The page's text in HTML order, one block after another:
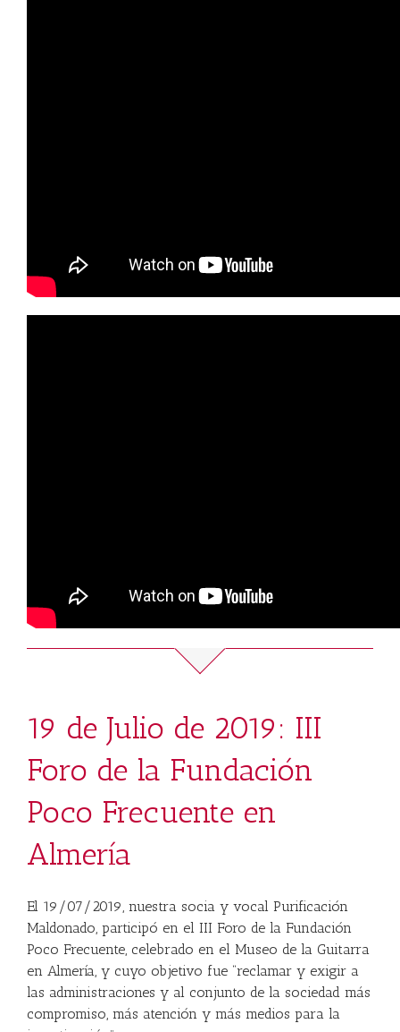
19 de Julio de 2019: III
Foro de la Fundación
Poco Frecuente en
Almería
El 19/07/2019, nuestra socia y vocal Purificación
Maldonado, participó en el III Foro de la Fundación
Poco Frecuente, celebrado en el Museo de la Guitarra
en Almería, y cuyo objetivo fue “reclamar y exigir a
las administraciones y al conjunto de la sociedad más
compromiso, más atención y más medios para la